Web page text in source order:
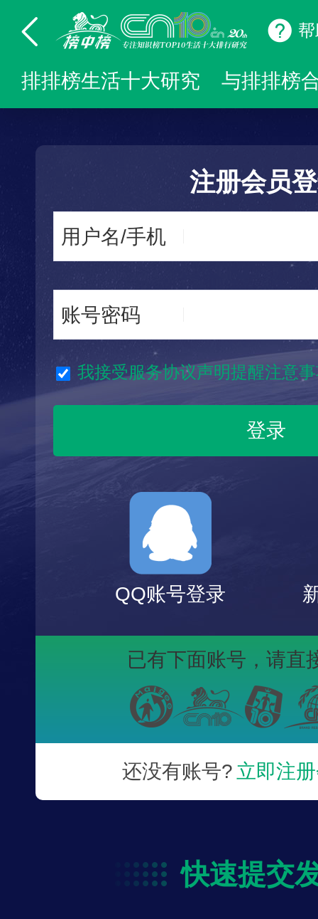
排排榜生活十大研究 与排排榜
注册会员
用户名/手机
账号密码
我接受服务协议声明提醒注意
QQ账号登录
已有下面账号， 请直
还没有账号? 立即注
快速提交